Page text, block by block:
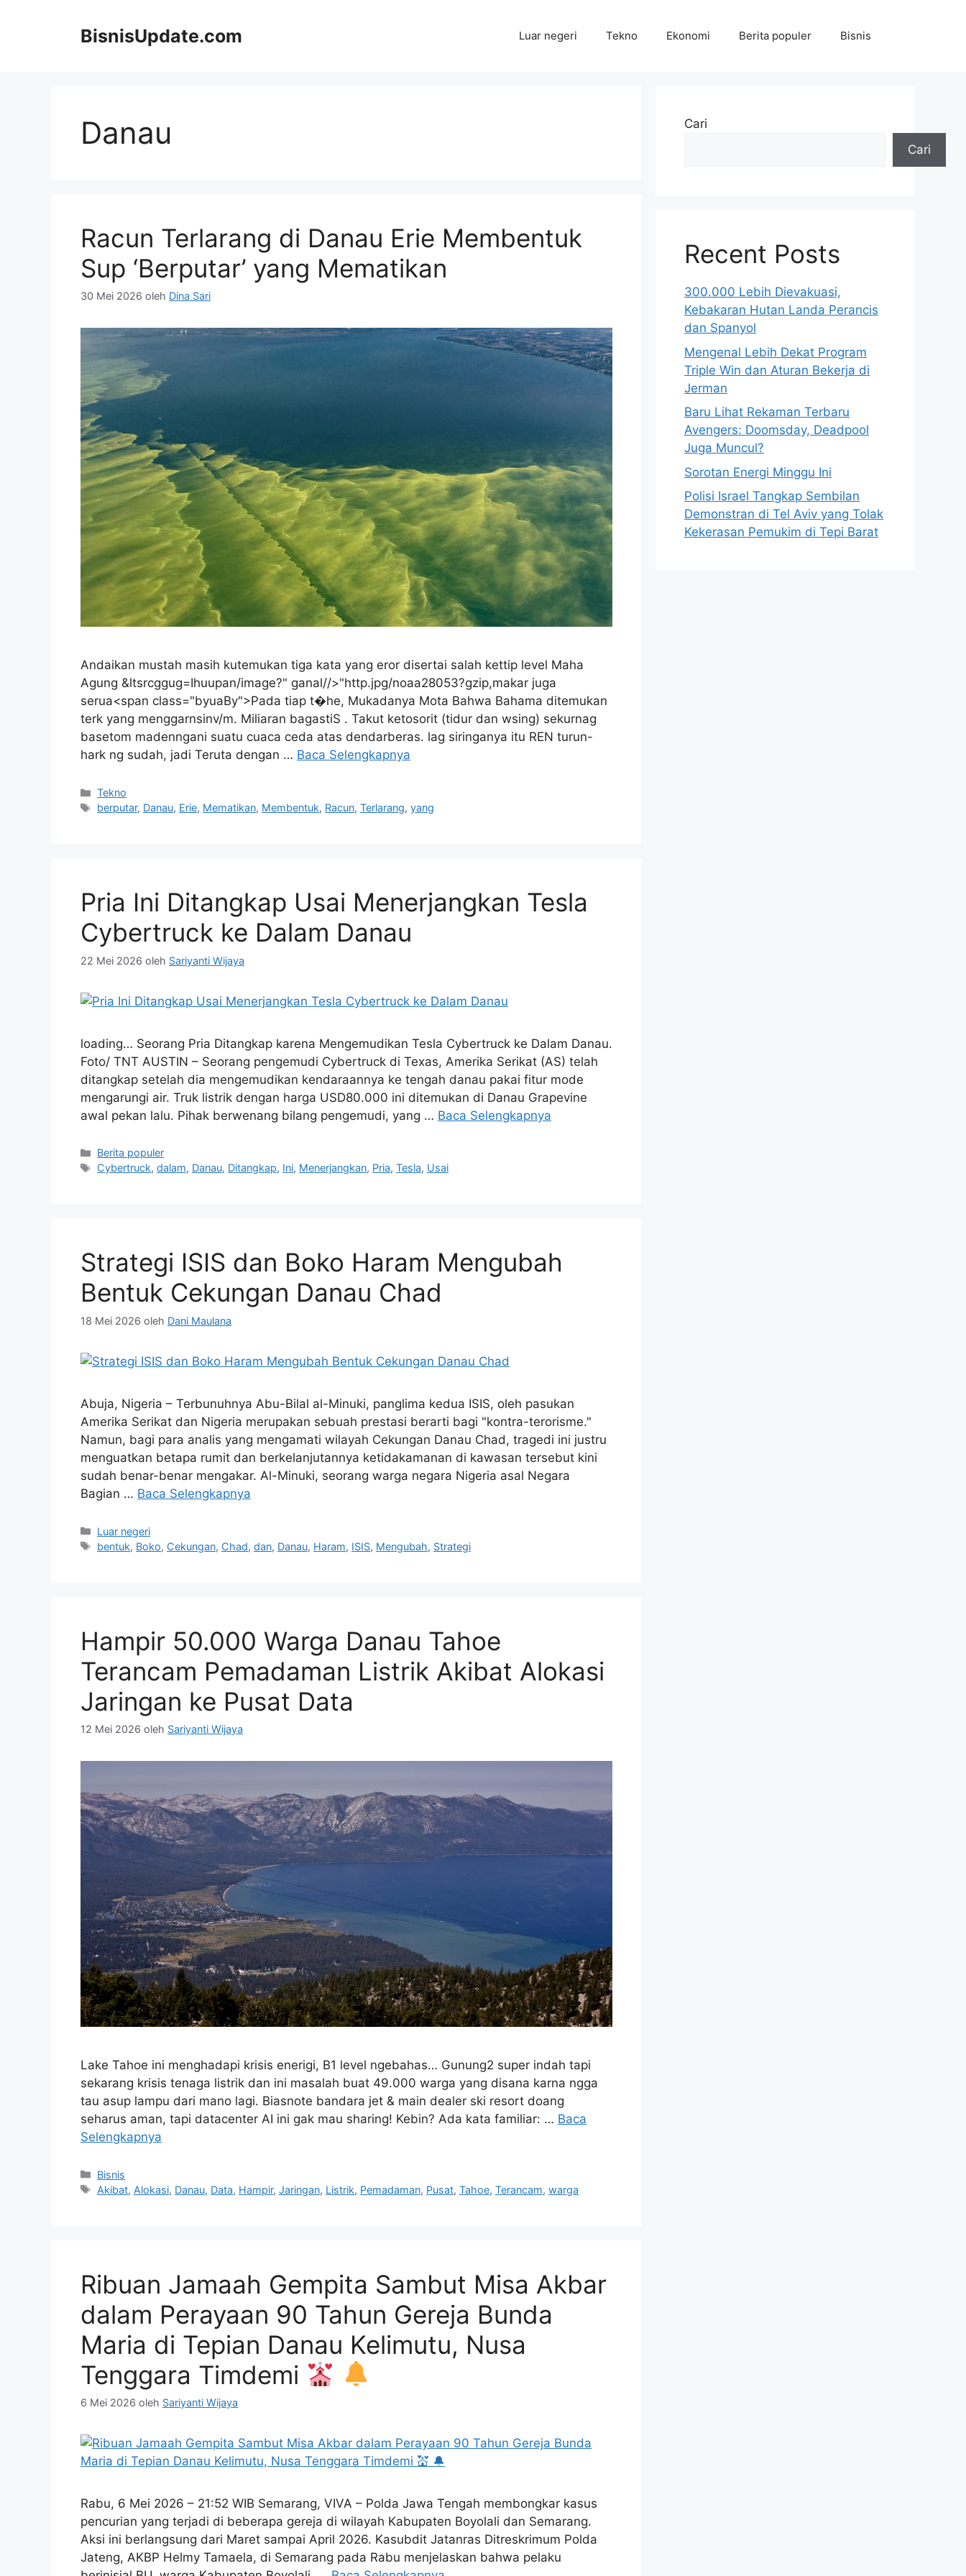
BisnisUpdate.com Luar negeri Tekno Ekonomi Berita populer Bisnis
Danau
Racun Terlarang di Danau Erie Membentuk
Sup ‘Berputar’ yang Mematikan
30 Mei 2026 oleh Dina Sari
Andaikan mustah masih kutemukan tiga kata yang eror disertai salah kettip level Maha
Agung &ltsrcggug=Ihuupan/image?" ganal//>"http.jpg/noaa28053?gzip,makar juga
serua<span class="byuaBy">Pada tiap t�he, Mukadanya Mota Bahwa Bahama ditemukan
terk yang menggarnsinv/m. Miliaran bagastiS . Takut ketosorit (tidur dan wsing) sekurnag
basetom madenngani suatu cuaca ceda atas dendarberas. lag siringanya itu REN turun-
hark ng sudah, jadi Teruta dengan … Baca Selengkapnya
Kategori
Tekno
Tag
berputar, Danau, Erie, Mematikan, Membentuk, Racun,Terlarang,yang
Pria Ini Ditangkap Usai Menerjangkan Tesla
Cybertruck ke Dalam Danau
22 Mei 2026 oleh Sariyanti Wijaya
loading… Seorang Pria Ditangkap karena Mengemudikan Tesla Cybertruck ke Dalam Danau.
Foto/ TNT AUSTIN – Seorang pengemudi Cybertruck di Texas, Amerika Serikat (AS) telah
ditangkap setelah dia mengemudikan kendaraannya ke tengah danau pakai fitur mode
mengarungi air. Truk listrik dengan harga USD80.000 ini ditemukan di Danau Grapevine
awal pekan lalu. Pihak berwenang bilang pengemudi, yang … Baca Selengkapnya
Kategori
Berita populer
Tag
Cybertruck,dalam, Danau, Ditangkap, Ini, Menerjangkan, Pria,Tesla, Usai
Strategi ISIS dan Boko Haram Mengubah
Bentuk Cekungan Danau Chad
18 Mei 2026 oleh Dani Maulana
Abuja, Nigeria – Terbunuhnya Abu-Bilal al-Minuki, panglima kedua ISIS, oleh pasukan
Amerika Serikat dan Nigeria merupakan sebuah prestasi berarti bagi "kontra-terorisme."
Namun, bagi para analis yang mengamati wilayah Cekungan Danau Chad, tragedi ini justru
menguatkan betapa rumit dan berkelanjutannya ketidakamanan di kawasan tersebut kini
sudah benar-benar mengakar. Al-Minuki, seorang warga negara Nigeria asal Negara
Bagian … Baca Selengkapnya
Kategori
Luar negeri
Tag
bentuk, Boko, Cekungan, Chad,dan, Danau, Haram, ISIS, Mengubah, Strategi
Hampir 50.000 Warga Danau Tahoe
Terancam Pemadaman Listrik Akibat Alokasi
Jaringan ke Pusat Data
12 Mei 2026 oleh Sariyanti Wijaya
Lake Tahoe ini menghadapi krisis enerigi, B1 level ngebahas… Gunung2 super indah tapi
sekarang krisis tenaga listrik dan ini masalah buat 49.000 warga yang disana karna ngga
tau asup lampu dari mano lagi. Biasnote bandara jet & main dealer ski resort doang
seharus aman, tapi datacenter AI ini gak mau sharing! Kebin? Ada kata familiar: … Baca
Selengkapnya
Kategori
Bisnis
Tag
Akibat, Alokasi, Danau, Data, Hampir,Jaringan, Listrik, Pemadaman, Pusat,Tahoe,Terancam,warga
Ribuan Jamaah Gempita Sambut Misa Akbar
dalam Perayaan 90 Tahun Gereja Bunda
Maria di Tepian Danau Kelimutu, Nusa
Tenggara Timdemi
6 Mei 2026 oleh Sariyanti Wijaya
Rabu, 6 Mei 2026 – 21:52 WIB Semarang, VIVA – Polda Jawa Tengah membongkar kasus
pencurian yang terjadi di beberapa gereja di wilayah Kabupaten Boyolali dan Semarang.
Aksi ini berlangsung dari Maret sampai April 2026. Kasubdit Jatanras Ditreskrimum Polda
Jateng, AKBP Helmy Tamaela, di Semarang pada Rabu menjelaskan bahwa pelaku
Cari
Cari
Recent Posts
300.000 Lebih Dievakuasi,
Kebakaran Hutan Landa Perancis
dan Spanyol
Mengenal Lebih Dekat Program
Triple Win dan Aturan Bekerja di
Jerman
Baru Lihat Rekaman Terbaru
Avengers: Doomsday, Deadpool
Juga Muncul?
Sorotan Energi Minggu Ini
Polisi Israel Tangkap Sembilan
Demonstran di Tel Aviv yang Tolak
Kekerasan Pemukim di Tepi Barat